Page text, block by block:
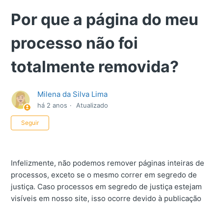
Por que a página do meu
processo não foi
totalmente removida?
Milena da Silva Lima
há 2 anos Atualizado
Seguir
Infelizmente, não podemos remover páginas inteiras de
processos, exceto se o mesmo correr em segredo de
justiça. Caso processos em segredo de justiça estejam
visíveis em nosso site, isso ocorre devido à publicação